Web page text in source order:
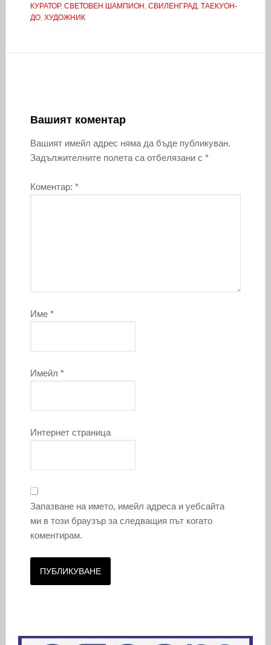
КУРАТОР, СВЕТОВЕН ШАМПИОН , СВИЛЕНГРАД, ТАЕКУОН-
ДО, ХУДОЖНИК
Вашият коментар
Вашият имейл адрес няма да бъде публикуван.
Задължителните полета са отбелязани с *
Коментар: *
Име *
Имейл *
Интернет страница
Запазване на името, имейл адреса и уебсайта
ми в този браузър за следващия път когато
коментирам.